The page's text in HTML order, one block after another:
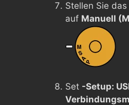
Stellen Sie das
auf Manuell
Set -Setup: